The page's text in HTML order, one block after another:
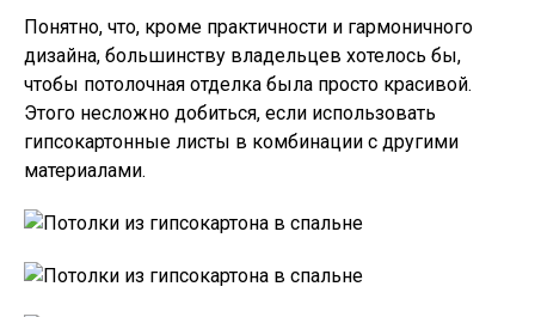
Понятно, что, кроме практичности и гармоничного
дизайна, большинству владельцев хотелось бы,
чтобы потолочная отделка была просто красивой.
Этого несложно добиться, если использовать
гипсокартонные листы в комбинации с другими
материалами.